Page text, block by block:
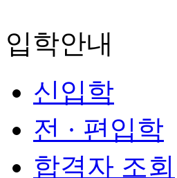
입학안내
신입학
전 · 편입학
합격자 조회